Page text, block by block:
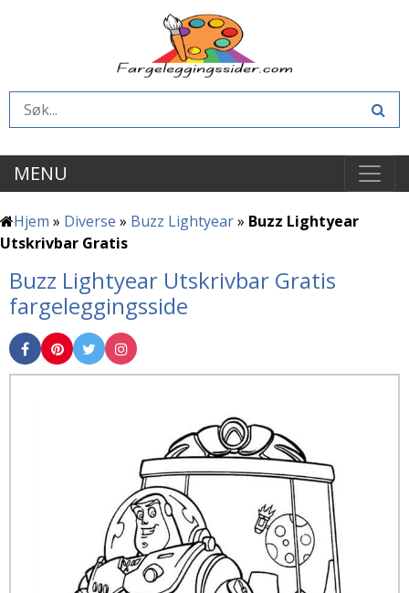
MENU
Hjem » Diverse » Buzz Lightyear» Buzz Lightyear
Utskrivbar Gratis
Buzz Lightyear Utskrivbar Gratis
fargeleggingsside